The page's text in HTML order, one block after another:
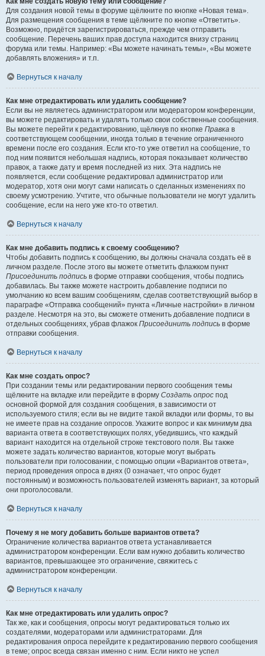
Для создания новой темы в форуме щёлкните по кнопке «Новая тема».
Для размещения сообщения в теме щёлкните по кнопке «Ответить».
Возможно, придётся зарегистрироваться, прежде чем отправить
сообщение. Перечень ваших прав доступа находится внизу страниц
форума или темы. Например: «Вы можете начинать темы», «Вы можете
добавлять вложения» и т.п.
Вернуться к началу
Как мне отредактировать или удалить сообщение?
Если вы не являетесь администратором или модератором конференции,
вы можете редактировать и удалять только свои собственные сообщения.
Вы можете перейти к редактированию, щёлкнув по кнопке Правка в
соответствующем сообщении, иногда только в течение ограниченного
времени после его создания. Если кто-то уже ответил на сообщение, то
под ним появится небольшая надпись, которая показывает количество
правок, а также дату и время последней из них. Эта надпись не
появляется, если сообщение редактировал администратор или
модератор, хотя они могут сами написать о сделанных изменениях по
своему усмотрению. Учтите, что обычные пользователи не могут удалить
сообщение, если на него уже кто-то ответил.
Вернуться к началу
Как мне добавить подпись к своему сообщению?
Чтобы добавить подпись к сообщению, вы должны сначала создать её в
личном разделе. После этого вы можете отметить флажком пункт
Присоединить подпись в форме отправки сообщения, чтобы подпись
добавилась. Вы также можете настроить добавление подписи по
умолчанию ко всем вашим сообщениям, сделав соответствующий выбор в
параграфе «Отправка сообщений» пункта «Личные настройки» в личном
разделе. Несмотря на это, вы сможете отменить добавление подписи в
отдельных сообщениях, убрав флажок Присоединить подпись в форме
отправки сообщения.
Вернуться к началу
Как мне создать опрос?
При создании темы или редактировании первого сообщения темы
щёлкните на вкладке или перейдите в форму Создать опрос под
основной формой для создания сообщения, в зависимости от
используемого стиля; если вы не видите такой вкладки или формы, то вы
не имеете прав на создание опросов. Укажите вопрос и как минимум два
варианта ответа в соответствующих полях, убедившись, что каждый
вариант находится на отдельной строке текстового поля. Вы также
можете задать количество вариантов, которые могут выбрать
пользователи при голосовании, с помощью опции «Вариантов ответа»,
период проведения опроса в днях (0 означает, что опрос будет
постоянным) и возможность пользователей изменять вариант, за который
они проголосовали.
Вернуться к началу
Почему я не могу добавить больше вариантов ответа?
Ограничение количества вариантов ответа устанавливается
администратором конференции. Если вам нужно добавить количество
вариантов, превышающее это ограничение, свяжитесь с
администратором конференции.
Вернуться к началу
Как мне отредактировать или удалить опрос?
Так же, как и сообщения, опросы могут редактироваться только их
создателями, модераторами или администраторами. Для
редактирования опроса перейдите к редактированию первого сообщения
в теме; опрос всегда связан именно с ним. Если никто не успел